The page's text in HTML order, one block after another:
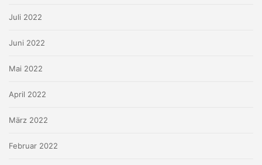
Juli 2022
Juni 2022
Mai 2022
April 2022
März 2022
Februar 2022